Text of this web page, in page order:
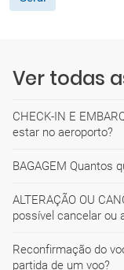
Ver todas
CHECK-IN E
estar no aeroporto?
BAGAGEM Quantos
ALTERAÇÃO OU
possível cancelar ou
Reconfirmação do
partida de um voo?